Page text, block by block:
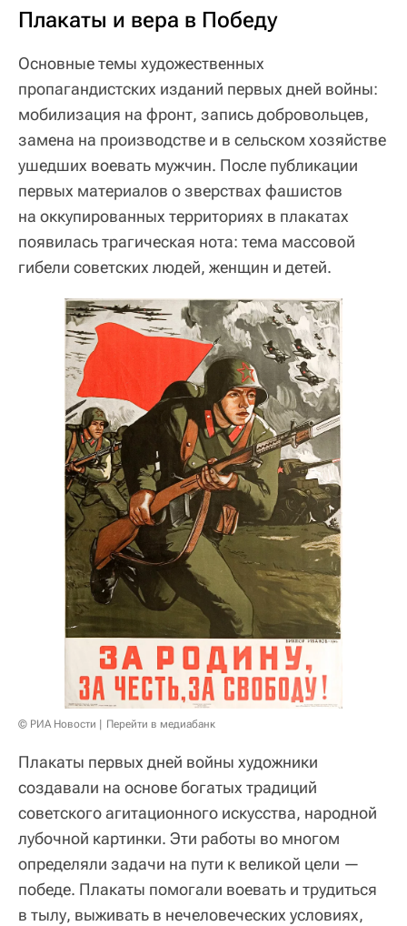
Плакаты и вера в Победу
Основные темы художественных
пропагандистских изданий первых дней войны:
мобилизация на фронт, запись добровольцев,
замена на производстве и в сельском хозяйстве
ушедших воевать мужчин. После публикации
первых материалов о зверствах фашистов
на оккупированных территориях в плакатах
появилась трагическая нота: тема массовой
гибели советских людей, женщин и детей.
© РИА Новости Перейти в медиабанк
Плакаты первых дней войны художники
создавали на основе богатых традиций
советского агитационного искусства, народной
лубочной картинки. Эти работы во многом
определяли задачи на пути к великой цели —
победе. Плакаты помогали воевать и трудиться
в тылу, выживать в нечеловеческих условиях,